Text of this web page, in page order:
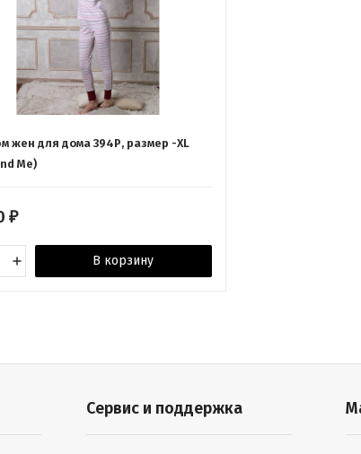
жен для дома 394Р, размер -XL
Me)
₽
В корзину
Сервис и поддержка